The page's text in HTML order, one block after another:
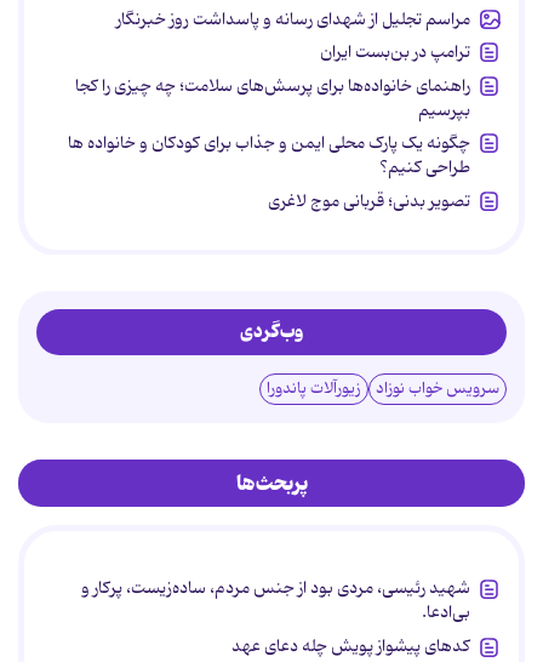
مراسم تجلیل از شهدای رسانه و پاسداشت روز خبرنگار
ترامپ در بن‌بست ایران
راهنمای خانواده‌ها برای پرسش‌های سلامت؛ چه چیزی را کجا
بپرسیم
چگونه یک پارک محلی ایمن و جذاب برای کودکان و خانواده ها
طراحی کنیم؟
تصویر بدنی؛ قربانی موج لاغری
وب‌گردی
سرویس خواب نوزاد زیورآلات پاندورا
پربحث‌ها
شهید رئیسی، مردی بود از جنس مردم، ساده‌زیست، پرکار و
بی‌ادعا.
کدهای پیشواز پویش چله دعای عهد